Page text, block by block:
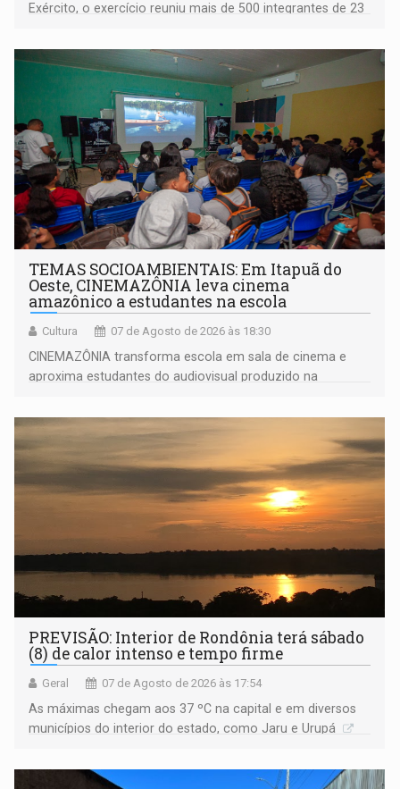
Exército, o exercício reuniu mais de 500 integrantes de 23
TEMAS SOCIOAMBIENTAIS: Em Itapuã do
Oeste, CINEMAZÔNIA leva cinema
amazônico a estudantes na escola
Cultura 07 de Agosto de 2026 às 18:30
CINEMAZÔNIA transforma escola em sala de cinema e
aproxima estudantes do audiovisual produzido na
PREVISÃO: Interior de Rondônia terá sábado
(8) de calor intenso e tempo firme
Geral 07 de Agosto de 2026 às 17:54
As máximas chegam aos 37 ºC na capital e em diversos
municípios do interior do estado, como Jaru e Urupá